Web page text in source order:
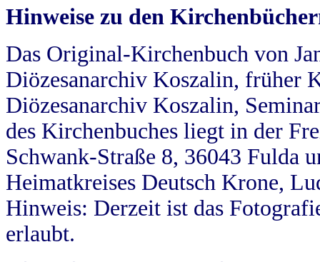
Hinweise zu den
Das Original-Kirchenbuch von
Diözesanarchiv Koszalin, früher
Diözesanarchiv Koszalin,
des Kirchenbuches liegt in der
Schwank-Straße 8, 36043 Fulda
Heimatkreises Deutsch Krone,
Hinweis: Derzeit ist das
erlaubt.